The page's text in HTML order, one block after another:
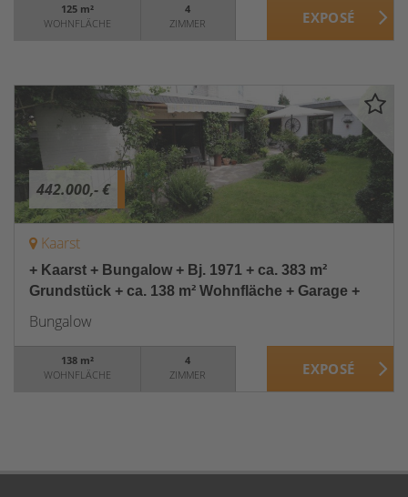
125 m²
WOHNFLÄCHE
4
ZIMMER
442.000,- €
Kaarst
+ Kaarst + Bungalow + Bj. 1971 + ca. 383 m²
Grundstück + ca. 138 m² Wohnfläche + Garage +
Bungalow
138 m²
WOHNFLÄCHE
4
ZIMMER